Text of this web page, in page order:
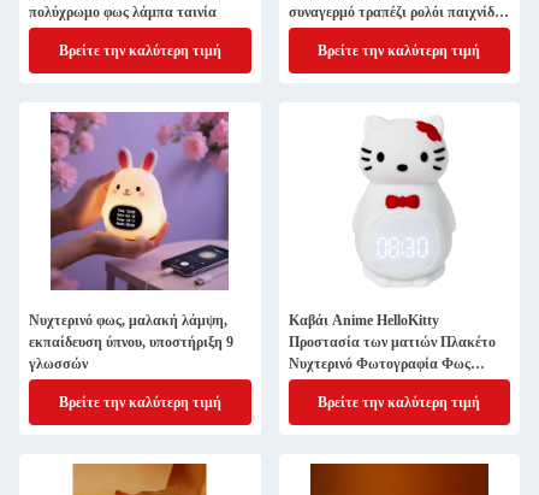
πολύχρωμο φως λάμπα ταινία
Βρείτε την καλύτερη τιμή
συναγερμό τραπέζι ρολόι παιχνίδια
για το δωμάτιο των παιδιών
Βρείτε την καλύτερη τιμή
Νυχτερινό φως, μαλακή λάμψη,
εκπαίδευση ύπνου, υποστήριξη 9
γλωσσών
Βρείτε την καλύτερη τιμή
Καβάι Anime HelloKitty
Προστασία των ματιών Πλακέτο
Νυχτερινό Φωτογραφία Φως
Παιδιά Χριστούγεννα Δώρα
Βρείτε την καλύτερη τιμή